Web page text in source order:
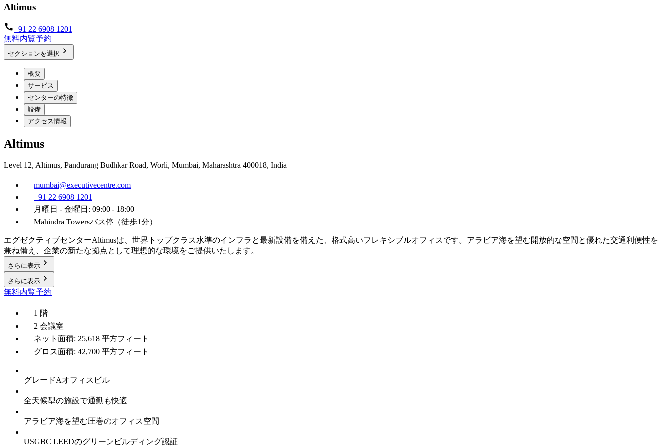
Altimus
+91 22 6908 1201
無料内覧予約
セクションを選択
概要
サービス
センターの特徴
設備
アクセス情報
Altimus
Level 12, Altimus, Pandurang Budhkar Road, Worli, Mumbai, Maharashtra 400018, India
mumbai@executivecentre.com
+91 22 6908 1201
月曜日 - 金曜日: 09:00 - 18:00
Mahindra Towersバス停（徒歩1分）
エグゼクティブセンターAltimusは、世界トップクラス水準のインフラと最新設備を備えた、格式高いフレキシブルオフィスです。アラビア海を望む開放的な空間と優れた交通利便性を
兼ね備え、企業の新たな拠点として理想的な環境をご提供いたします。
さらに表示
さらに表示
無料内覧予約
1 階
2 会議室
ネット面積: 25,618 平方フィート
グロス面積: 42,700 平方フィート
グレードAオフィスビル
全天候型の施設で通勤も快適
アラビア海を望む圧巻のオフィス空間
USGBC LEEDのグリーンビルディング認証